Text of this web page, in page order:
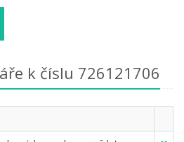
k číslu 726121706